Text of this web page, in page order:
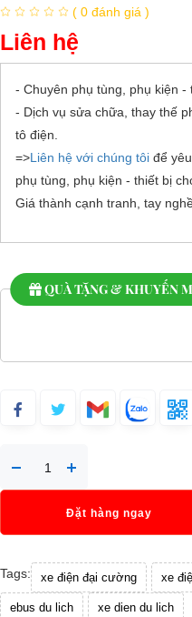
( 0 đánh giá )
Liên hệ
- Chuyên phụ tùng, phụ kiện -
- Dịch vụ sửa chữa, thay thế
tô điện.
=>Liên hệ với chúng tôi để
phụ tùng, phụ kiện - thiết bị
Giá thành cạnh tranh, tay
QUÀ TẶNG & KHUYẾN
Đặt hàng ngay
Tags: xe điện đại cường xe
ebus du lich xe dien du lich